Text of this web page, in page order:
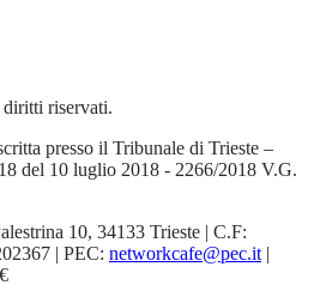
riservati.
presso il Tribunale di Trieste –
del 10 luglio 2018 - 2266/2018 V.G.
10, 34133 Trieste | C.F:
| PEC: networkcafe@pec.it|